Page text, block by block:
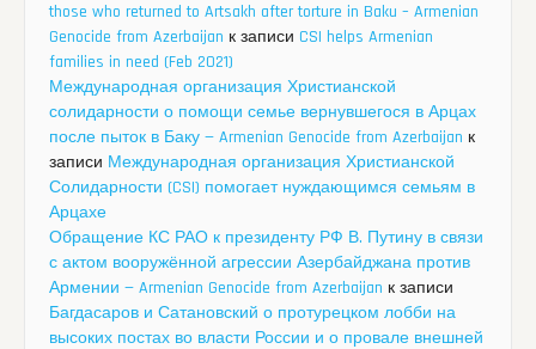
those who returned to Artsakh after torture in Baku – Armenian
Genocide from Azerbaijan к записи CSI helps Armenian
families in need (Feb 2021)
Международная организация Христианской
солидарности о помощи семье вернувшегося в Арцах
после пыток в Баку — Armenian Genocide from Azerbaijan к
записи Международная организация Христианской
Солидарности (CSI) помогает нуждающимся семьям в
Арцахе
Обращение КС РАО к президенту РФ В. Путину в связи
с актом вооружённой агрессии Азербайджана против
Армении — Armenian Genocide from Azerbaijan к записи
Багдасаров и Сатановский о протурецком лобби на
высоких постах во власти России и о провале внешней